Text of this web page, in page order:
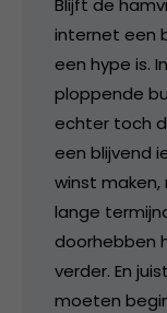
Blijft de
internet een
een hype is.
ploppende
echter toch
een blijvend
winst
lange
doorhebben
verder. En
moeten